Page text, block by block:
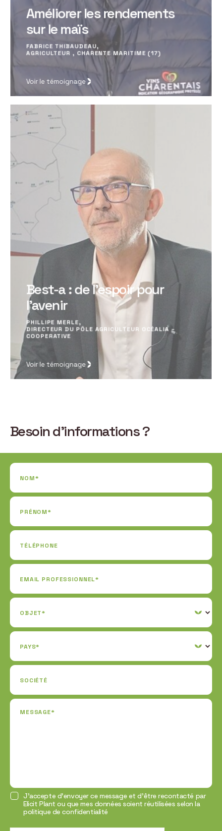
Améliorer les rendements
sur le maïs
FABRICE THIBAUDEAU,
AGRICULTEUR , CHARENTE MARITIME (17)
Voir le témoignage
Best-a : de l’espoir pour
l’avenir
PHILLIPE MERLE,
DIRECTEUR DU PÔLE AGRICULTEUR OCÉALIA –
COOPERATIVE
Voir le témoignage
Besoin d’informations ?
NOM*
PRÉNOM*
TÉLÉPHONE
EMAIL PROFESSIONNEL*
OBJET*
PAYS*
SOCIÉTÉ
MESSAGE*
J’accepte d’envoyer ce message et d’être recontacté par
Elicit Plant ou que mes données soient réutilisées selon la
politique de confidentialité